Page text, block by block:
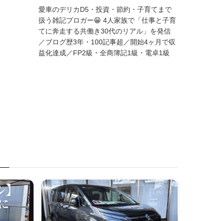
愛車のデリカD5・投資・節約・子育てまで
扱う雑記ブロガー😁 4人家族で「仕事と子育
てに奔走する共働き30代のリアル」を発信
／ブログ歴3年・100記事超／開始4ヶ月で収
益化達成／FP2級・全商簿記1級・電卓1級